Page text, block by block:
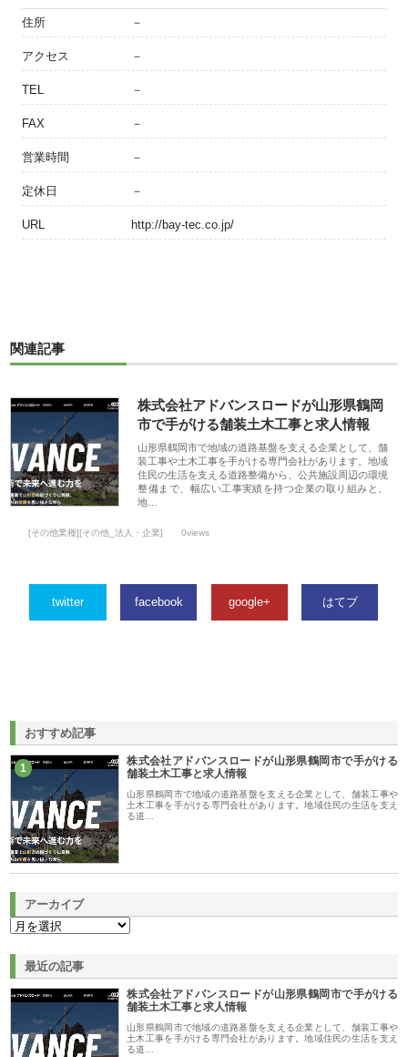
住所 －
アクセス －
TEL －
FAX －
営業時間 －
定休日 －
URL http://bay-tec.co.jp/
関連記事
株式会社アドバンスロードが山形県鶴岡
市で手がける舗装土木工事と求人情報
山形県鶴岡市で地域の道路基盤を支える企業として、舗
装工事や土木工事を手がける専門会社があります。地域
住民の生活を支える道路整備から、公共施設周辺の環境
整備まで、幅広い工事実績を持つ企業の取り組みと、
地…
[その他業種][その他_法人・企業] 0views
twitter facebook google+ はてブ
おすすめ記事
1
株式会社アドバンスロードが山形県鶴岡市で手がける
舗装土木工事と求人情報
山形県鶴岡市で地域の道路基盤を支える企業として、舗装工事や
土木工事を手がける専門会社があります。地域住民の生活を支え
る道…
アーカイブ
最近の記事
株式会社アドバンスロードが山形県鶴岡市で手がける
舗装土木工事と求人情報
山形県鶴岡市で地域の道路基盤を支える企業として、舗装工事や
土木工事を手がける専門会社があります。地域住民の生活を支え
る道…